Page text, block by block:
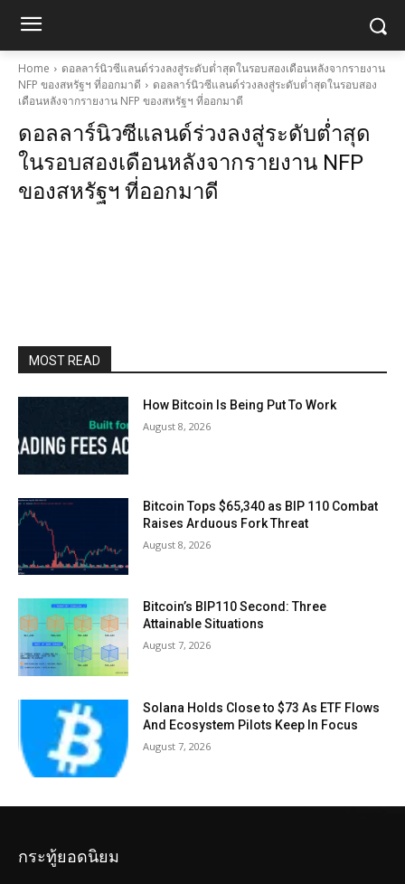
Home
ดอลลาร์นิวซีแลนด์ร่วงลงสู่ระดับต่ำสุดในรอบสองเดือนหลังจากรายงาน
NFP ของสหรัฐฯ ที่ออกมาดี
ดอลลาร์นิวซีแลนด์ร่วงลงสู่ระดับต่ำสุดในรอบสอง
เดือนหลังจากรายงาน NFP ของสหรัฐฯ ที่ออกมาดี
ดอลลาร์นิวซีแลนด์ร่วงลงสู่ระดับต่ำสุด
ในรอบสองเดือนหลังจากรายงาน NFP
ของสหรัฐฯ ที่ออกมาดี
MOST READ
How Bitcoin Is Being Put To Work
August 8, 2026
Bitcoin Tops $65,340 as BIP 110 Combat
Raises Arduous Fork Threat
August 8, 2026
Bitcoin’s BIP110 Second: Three
Attainable Situations
August 7, 2026
Solana Holds Close to $73 As ETF Flows
And Ecosystem Pilots Keep In Focus
August 7, 2026
กระทู้ยอดนิยม